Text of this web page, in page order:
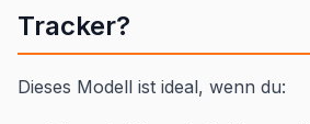
Tracker?
Dieses Modell ist ideal, wenn du: